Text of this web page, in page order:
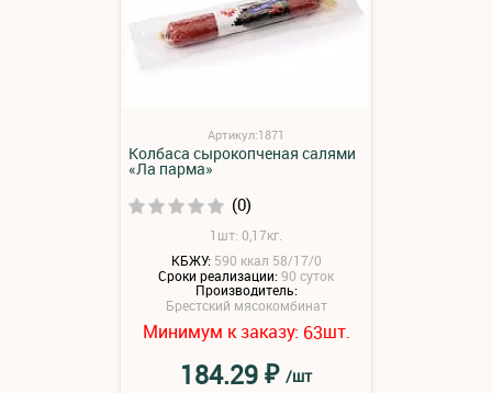
Артикул:1871
Колбаса сырокопченая салями
«Ла парма»
(0)
1шт: 0,17кг.
КБЖУ: 590 ккал 58/17/0
Сроки реализации:90 суток
Производитель:
Брестский мясокомбинат
Минимум к заказу: 63шт.
184.29₽ /шт